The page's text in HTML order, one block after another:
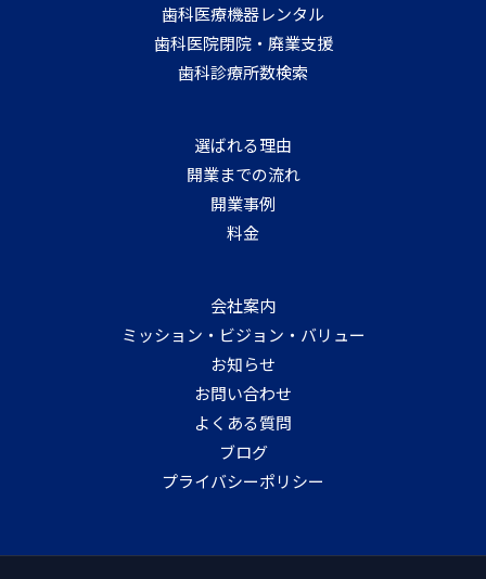
歯科医療機器レンタル
歯科医院閉院・廃業支援
歯科診療所数検索
選ばれる理由
開業までの流れ
開業事例
料金
会社案内
ミッション・ビジョン・バリュー
お知らせ
お問い合わせ
よくある質問
ブログ
プライバシーポリシー